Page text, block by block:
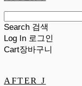
Search 검색
Log In 로그인
Cart장바구니
AFTER J